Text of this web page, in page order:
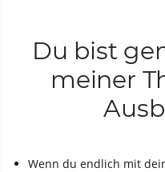
Du bist
meiner
Wenn du endlich mit